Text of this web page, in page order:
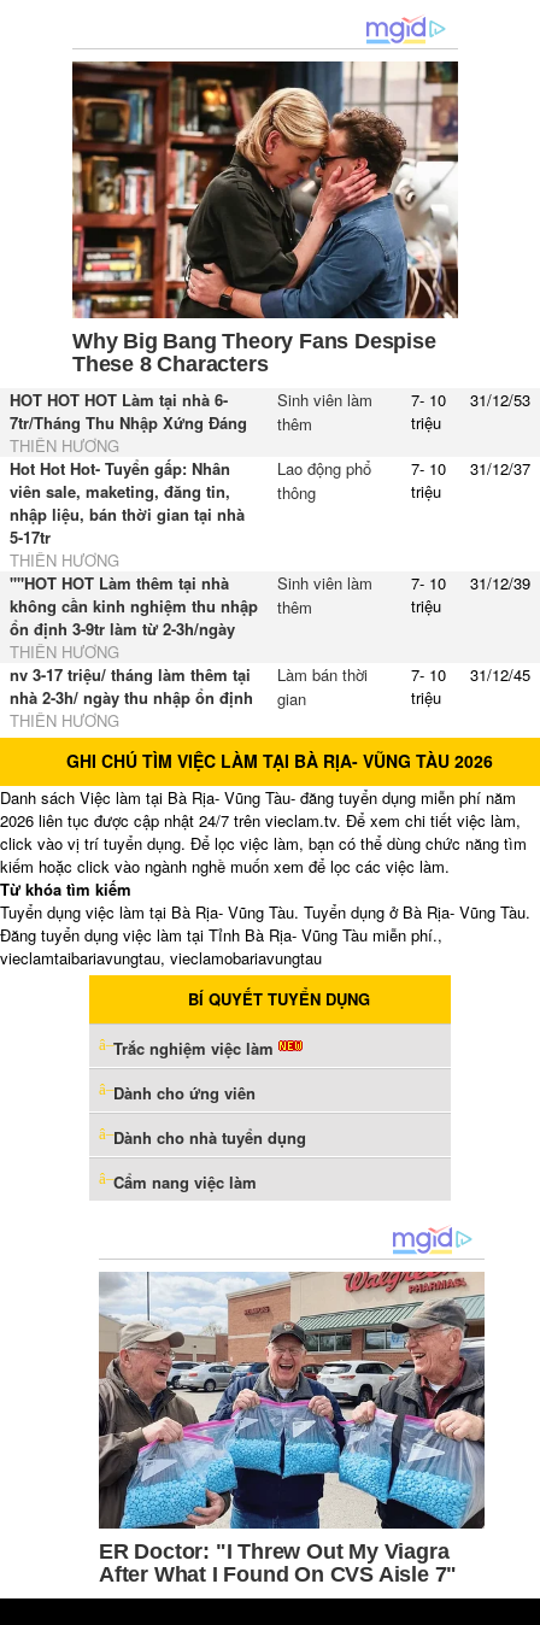
HOT HOT HOT Làm tại nhà 6-
7tr/Tháng Thu Nhập Xứng Đáng
THIÊN HƯƠNG
Sinh viên làm
thêm
7- 10
triệu
31/12/53
Hot Hot Hot- Tuyển gấp: Nhân
viên sale, maketing, đăng tin,
nhập liệu, bán thời gian tại nhà
5-17tr
THIÊN HƯƠNG
Lao động phổ
thông
7- 10
triệu
31/12/37
''''HOT HOT Làm thêm tại nhà
không cần kinh nghiệm thu nhập
ổn định 3-9tr làm từ 2-3h/ngày
THIÊN HƯƠNG
Sinh viên làm
thêm
7- 10
triệu
31/12/39
nv 3-17 triệu/ tháng làm thêm tại
nhà 2-3h/ ngày thu nhập ổn định
THIÊN HƯƠNG
Làm bán thời
gian
7- 10
triệu
31/12/45
GHI CHÚ TÌM VIỆC LÀM TẠI BÀ RỊA- VŨNG TÀU 2026
Danh sách Việc làm tại Bà Rịa- Vũng Tàu- đăng tuyển dụng miễn phí năm
2026 liên tục được cập nhật 24/7 trên vieclam.tv. Để xem chi tiết việc làm,
click vào vị trí tuyển dụng. Để lọc việc làm, bạn có thể dùng chức năng tìm
kiếm hoặc click vào ngành nghề muốn xem để lọc các việc làm.
Từ khóa tìm kiếm
Tuyển dụng việc làm tại Bà Rịa- Vũng Tàu. Tuyển dụng ở Bà Rịa- Vũng Tàu.
Đăng tuyển dụng việc làm tại Tỉnh Bà Rịa- Vũng Tàu miễn phí.,
vieclamtaibariavungtau, vieclamobariavungtau
BÍ QUYẾT TUYỂN DỤNG
Trắc nghiệm việc làm
Dành cho ứng viên
Dành cho nhà tuyển dụng
Cẩm nang việc làm